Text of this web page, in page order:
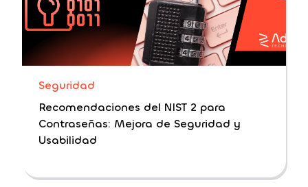
Seguridad
Recomendaciones del NIST 2 para
Contraseñas: Mejora de Seguridad y
Usabilidad